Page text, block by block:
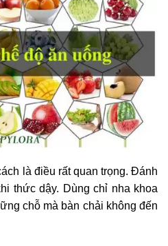
là điều rất quan trọng. Đánh
thức dậy. Dùng chỉ nha khoa
chỗ mà bàn chải không đến